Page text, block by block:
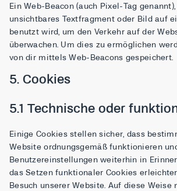
Ein Web-Beacon (auch Pixel-Tag
unsichtbares Textfragment oder Bild auf
benutzt wird, um den Verkehr auf der
überwachen. Um dies zu ermöglichen
von dir mittels Web-Beacons gespeichert.
5. Cookies
5.1 Technische oder
Einige Cookies stellen sicher, dass
Website ordnungsgemäß funktionieren
Benutzereinstellungen weiterhin in
das Setzen funktionaler Cookies
Besuch unserer Website. Auf diese Weise